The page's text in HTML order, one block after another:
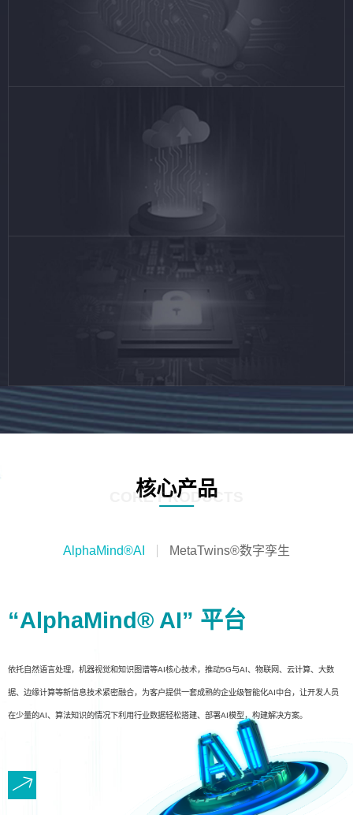
核心产品
CORE PRODUCTS
AlphaMind®AI MetaTwins®数字孪生
“AlphaMind® AI” 平台
依托自然语言处理，机器视觉和知识图谱等AI核心技术，推动5G与AI、物联网、云计算、大数
据、边缘计算等新信息技术紧密融合，为客户提供一套成熟的企业级智能化AI中台，让开发人员
在少量的AI、算法知识的情况下利用行业数据轻松搭建、部署AI模型，构建解决方案。